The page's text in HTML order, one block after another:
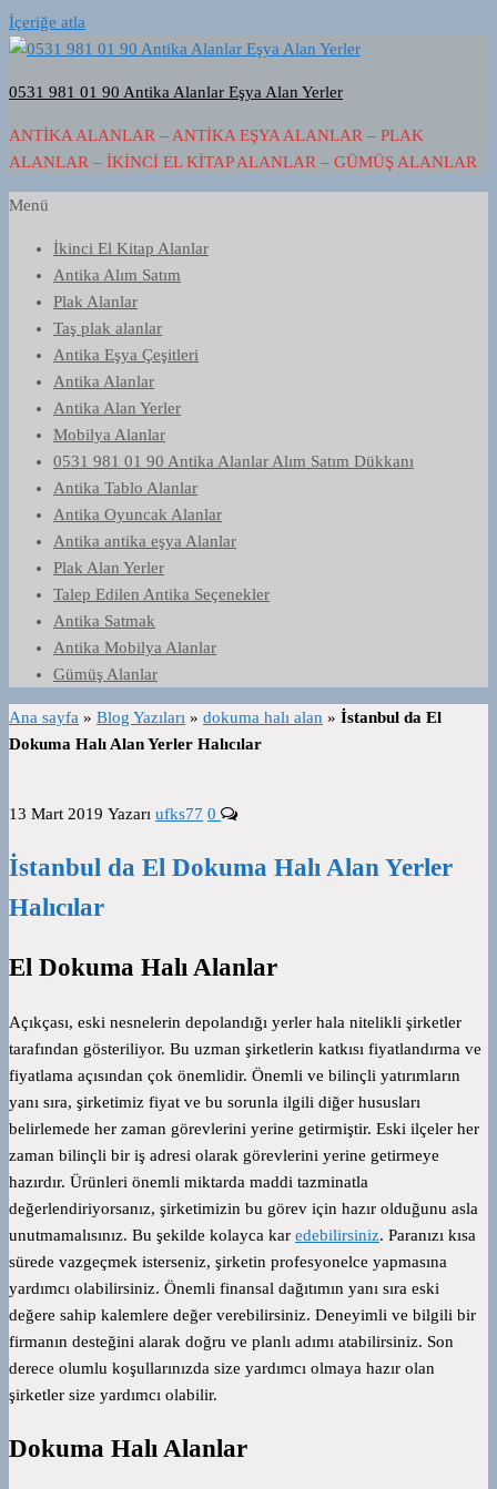
İçeriğe atla
0531 981 01 90 Antika Alanlar Eşya Alan Yerler
ANTIKA ALANLAR – ANTIKA EŞYA ALANLAR – PLAK
ALANLAR – İKINCI EL KITAP ALANLAR – GÜMÜŞ ALANLAR
Menü
İkinci El Kitap Alanlar
Antika Alım Satım
Plak Alanlar
Taş plak alanlar
Antika Eşya Çeşitleri
Antika Alanlar
Antika Alan Yerler
Mobilya Alanlar
0531 981 01 90 Antika Alanlar Alım Satım Dükkanı
Antika Tablo Alanlar
Antika Oyuncak Alanlar
Antika antika eşya Alanlar
Plak Alan Yerler
Talep Edilen Antika Seçenekler
Antika Satmak
Antika Mobilya Alanlar
Gümüş Alanlar
Ana sayfa » Blog Yazıları » dokuma halı alan » İstanbul da El
Dokuma Halı Alan Yerler Halıcılar
13 Mart 2019 Yazarı ufks77 0
İstanbul da El Dokuma Halı Alan Yerler
Halıcılar
El Dokuma Halı Alanlar
Açıkçası, eski nesnelerin depolandığı yerler hala nitelikli şirketler
tarafından gösteriliyor. Bu uzman şirketlerin katkısı fiyatlandırma ve
fiyatlama açısından çok önemlidir. Önemli ve bilinçli yatırımların
yanı sıra, şirketimiz fiyat ve bu sorunla ilgili diğer hususları
belirlemede her zaman görevlerini yerine getirmiştir. Eski ilçeler her
zaman bilinçli bir iş adresi olarak görevlerini yerine getirmeye
hazırdır. Ürünleri önemli miktarda maddi tazminatla
değerlendiriyorsanız, şirketimizin bu görev için hazır olduğunu asla
unutmamalısınız. Bu şekilde kolayca kar edebilirsiniz. Paranızı kısa
sürede vazgeçmek isterseniz, şirketin profesyonelce yapmasına
yardımcı olabilirsiniz. Önemli finansal dağıtımın yanı sıra eski
değere sahip kalemlere değer verebilirsiniz. Deneyimli ve bilgili bir
firmanın desteğini alarak doğru ve planlı adımı atabilirsiniz. Son
derece olumlu koşullarınızda size yardımcı olmaya hazır olan
şirketler size yardımcı olabilir.
Dokuma Halı Alanlar